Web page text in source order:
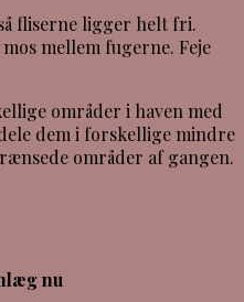
fliserne ligger helt fri.
mellem fugerne. Feje
områder i haven med
dem i forskellige mindre
områder af gangen.
nu